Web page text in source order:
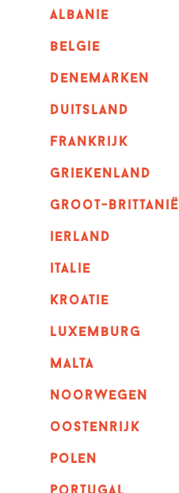
albanie
belgie
denemarken
duitsland
frankrijk
griekenland
Groot-Brittanië
ierland
italie
kroatie
luxemburg
malta
noorwegen
oostenrijk
polen